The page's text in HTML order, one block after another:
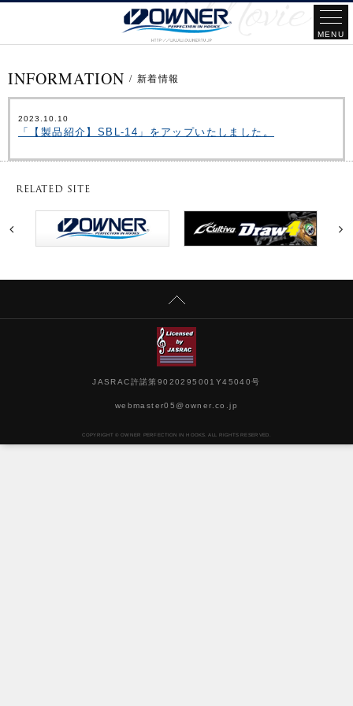
INFORMATION / 新着情報
2023.10.10
「【製品紹介】SBL‐14」をアップいたしました。
RELATED SITE
JASRAC許諾第9020295001Y45040号
webmaster05@owner.co.jp
COPYRIGHT © OWNER PERFECTION IN HOOKS. ALL RIGHTS RESERVED.